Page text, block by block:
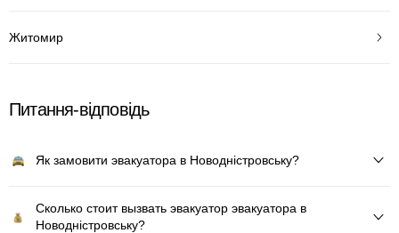
Житомир
Питання-відповідь
Як замовити эвакуатора в Новодністровську?
Сколько стоит вызвать эвакуатор эвакуатора в
Новодністровську?